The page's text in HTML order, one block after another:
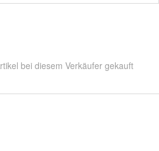
bei diesem Verkäufer gekauft